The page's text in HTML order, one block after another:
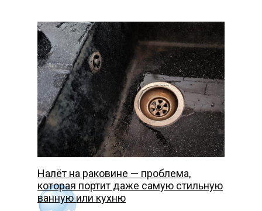
Налёт на раковине — проблема,
которая портит даже самую стильную
ванную или кухню